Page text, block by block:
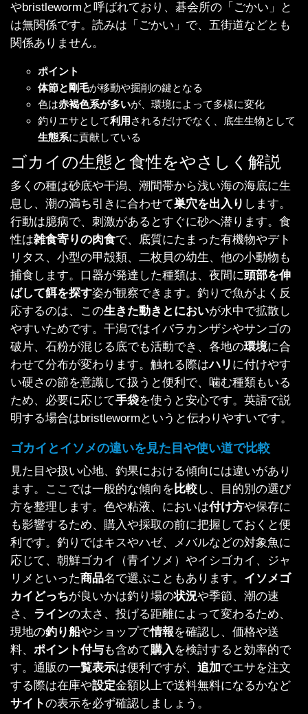
やbristlewormと呼ばれており、碁会所の「ごかい」と
は無関係です。読みは「ごかい」で、五街道などとも
関係ありません。
ポイント
体節と剛毛が移動や掘削の鍵となる
色は赤褐色系が多いが、環境によって多様に変化
釣りエサとして利用 されるだけでなく、底生生物として
生態系に貢献している
ゴカイの生態と食性をやさしく解説
多くの種は砂底や干潟、潮間帯から浅い海の海底に生
息し、潮の満ち引きに合わせて巣穴を出入り します。
行動は臆病で、刺激があるとすぐに砂へ潜ります。食
性は雑食寄りの肉食で、底質にたまった有機物やデト
リタス、小型の甲殻類、二枚貝の幼生、他の小動物も
捕食します。口器が発達した種類は、夜間に頭部を伸
ばして餌を探す姿が観察できます。釣りで魚がよく反
応するのは、この生きた動きとにおいが水中で拡散し
やすいためです。干潟ではイバラカンザシやサンゴの
破片、石粉が混じる底でも活動でき、各地の環境に合
わせて分布が変わります。触れる際はハリ に付けやす
い硬さの節を意識して扱うと便利で、噛む種類もいる
ため、必要に応じて手袋を使うと安心です。英語で説
明する場合はbristlewormというと伝わりやすいです。
ゴカイとイソメの違いを見た目や使い道で比較
見た目や扱い心地、釣果における傾向には違いがあり
ます。ここでは一般的な傾向を 比較し、目的別の選び
方を整理します。色や粘液、においは付け方や保存に
も影響するため、購入や採取の前に把握しておくと便
利です。釣りではキスやハゼ、メバルなどの対象魚に
応じて、朝鮮ゴカイ（青イソメ）やイシゴカイ、ジャ
リメといった商品名で選ぶこともあります。 イソメゴ
カイどっちが良いかは釣り場の状況や季節、潮の速
さ、 ラインの太さ、投げる距離によって変わるため、
現地の釣り船やショップで情報を確認し、価格や送
料、 ポイント付与も含めて購入を検討すると効率的で
す。通販の一覧表示は便利ですが、 追加でエサを注文
する際は在庫や設定金額以上で送料無料になるかなど
サイトの表示を必ず確認しましょう。